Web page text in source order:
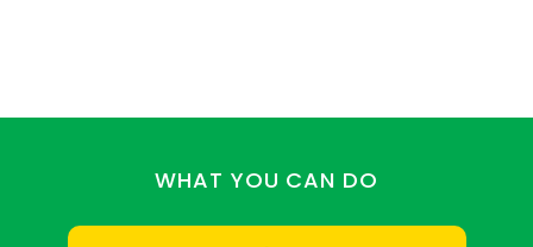
WHAT YOU CAN DO